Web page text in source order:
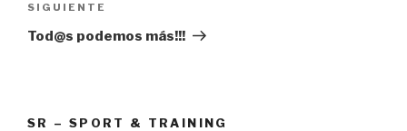
Siguiente
entrada
SIGUIENTE
Tod@s podemos más!!!
SR – SPORT & TRAINING